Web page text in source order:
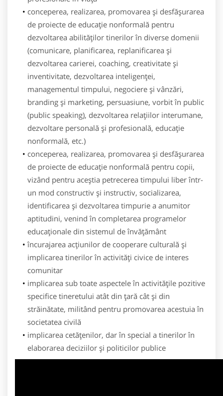
conceperea, realizarea, promovarea şi desfăşurarea
de proiecte de educație nonformală pentru
dezvoltarea abilităților tinerilor în diverse domenii
(comunicare, planificarea, replanificarea şi
dezvoltarea carierei, coaching, creativitate şi
inventivitate, dezvoltarea inteligenței,
managementul timpului, negociere şi vânzări,
branding şi marketing, persuasiune, vorbit în public
(public speaking), dezvoltarea relațiilor interumane,
dezvoltare personală şi profesională, educație
nonformală, etc.)
conceperea, realizarea, promovarea şi desfăşurarea
de proiecte de educație nonformală pentru copii,
vizând pentru aceştia petrecerea timpului liber într-
un mod constructiv şi instructiv, socializarea,
identificarea şi dezvoltarea timpurie a anumitor
aptitudini, venind în completarea programelor
educaţionale din sistemul de învăţământ
încurajarea acțiunilor de cooperare culturală şi
implicarea tinerilor în activități civice de interes
comunitar
implicarea sub toate aspectele în activităţile pozitive
specifice tineretului atât din ţară cât şi din
străinătate, militând pentru promovarea acestuia în
societatea civilă
implicarea cetăţenilor, dar în special a tinerilor în
elaborarea deciziilor şi politicilor publice